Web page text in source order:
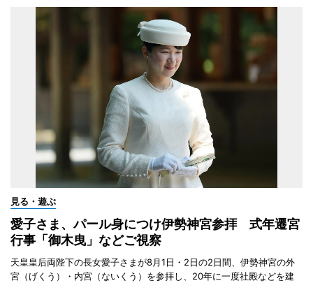
見る・遊ぶ
愛子さま、パール身につけ伊勢神宮参拝 式年遷宮
行事「御木曳」などご視察
天皇皇后両陛下の長女愛子さまが8月1日・2日の2日間、伊勢神宮の外
宮（げくう）・内宮（ないくう）を参拝し、20年に一度社殿などを建